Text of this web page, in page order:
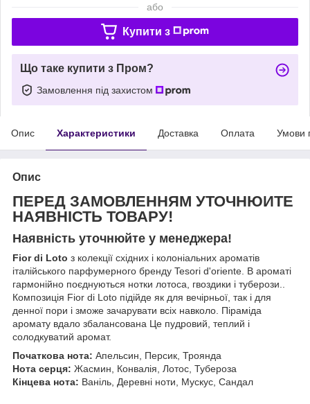
або
Купити з
Що таке купити з Пром?
Замовлення під захистом
Опис Характеристики Доставка Оплата Умови
Опис
ПЕРЕД ЗАМОВЛЕННЯМ УТОЧНЮЙТЕ
НАЯВНІСТЬ ТОВАРУ!
Наявність уточнюйте у менеджера!
Fior di Loto з колекції східних і колоніальних ароматів
італійського парфумерного бренду Tesori d'oriente. В ароматі
гармонійно поєднуються нотки лотоса, гвоздики і туберози..
Композиція Fior di Loto підійде як для вечірньої, так і для
денної пори і зможе зачарувати всіх навколо. Піраміда
аромату вдало збалансована Це пудровий, теплий і
солодкуватий аромат.
Початкова нота: Апельсин, Персик, Троянда
Нота серця: Жасмин, Конвалія, Лотос, Тубероза
Кінцева нота: Ваніль, Деревні ноти, Мускус, Сандал